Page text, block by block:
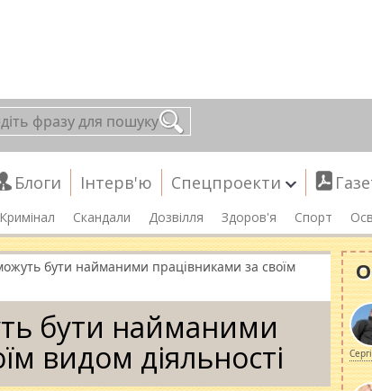
Блоги Інтерв'ю Спецпроекти
Кримінал Скандали Дозвілля Здоров'я Спорт
бути найманими працівниками за своїм
бути найманими
видом діяльності